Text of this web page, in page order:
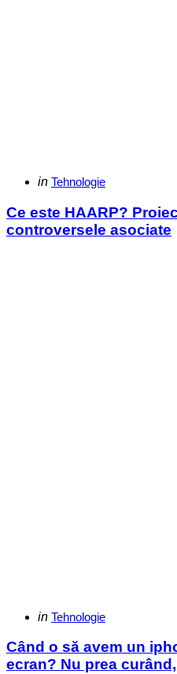
Categories
Posted
in Tehnologie
Ce este HAARP?
controversele asociate
Categories
Posted
in Tehnologie
Când o să avem un
ecran? Nu prea